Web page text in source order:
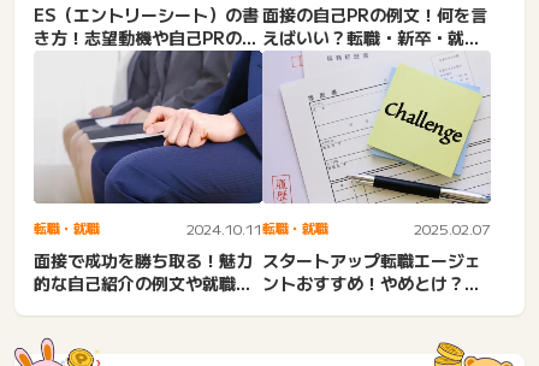
ES（エントリーシート）の書
き方！志望動機や自己PRの書
き方がわからない？PD...
面接の自己PRの例文！何を言
えばいい？転職・新卒・就
活。おすすめのエージェン
転職・就職 2024.10.11
面接で成功を勝ち取る！魅力
的な自己紹介の例文や就職に
転職・就職 2025.02.07
スタートアップ転職エージェ
ントおすすめ！やめとけ？転